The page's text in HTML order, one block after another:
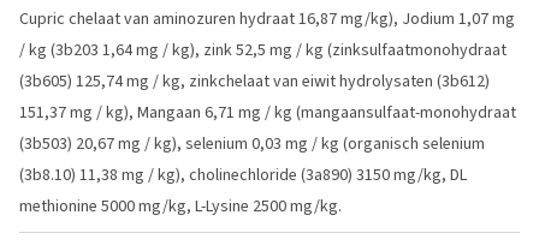
Cupric chelaat van aminozuren hydraat 16,87 mg/kg), Jodium 1,07 mg
/ kg (3b203 1,64 mg / kg), zink 52,5 mg / kg (zinksulfaatmonohydraat
(3b605) 125,74 mg / kg, zinkchelaat van eiwit hydrolysaten (3b612)
151,37 mg / kg), Mangaan 6,71 mg / kg (mangaansulfaat-monohydraat
(3b503) 20,67 mg / kg), selenium 0,03 mg / kg (organisch selenium
(3b8.10) 11,38 mg / kg), cholinechloride (3a890) 3150 mg/kg, DL
methionine 5000 mg/kg, L-Lysine 2500 mg/kg.